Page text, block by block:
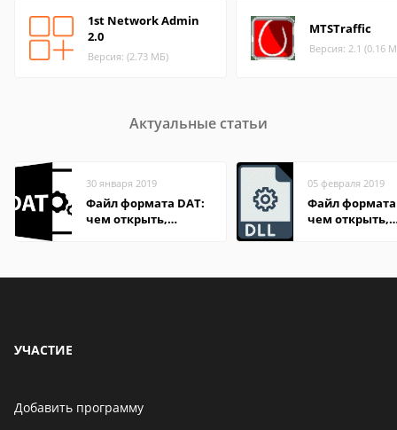
1st Network Admin
2.0
Версия: (2.73 МБ)
MTSTraffic
Версия: 2.1 (0.16
Актуальные статьи
30 января 2019
Файл формата DAT:
чем открыть,
05 февраля 2019
Файл формата
чем открыть,
УЧАСТИЕ
Добавить программу